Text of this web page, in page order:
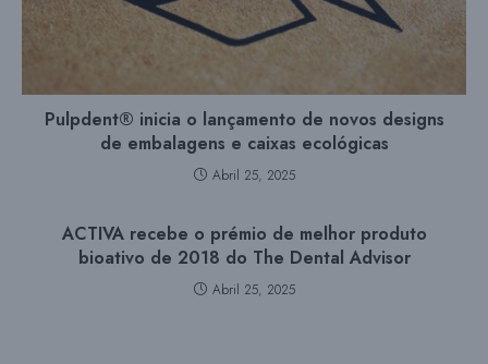
Pulpdent® inicia o lançamento de novos designs
de embalagens e caixas ecológicas
Abril 25, 2025
ACTIVA recebe o prémio de melhor produto
bioativo de 2018 do The Dental Advisor
Abril 25, 2025